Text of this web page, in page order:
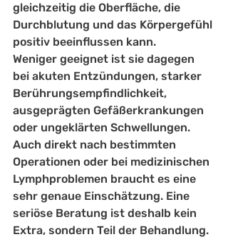
gleichzeitig die Oberfläche, die
Durchblutung und das Körpergefühl
positiv beeinflussen kann.
Weniger geeignet ist sie dagegen
bei akuten Entzündungen, starker
Berührungsempfindlichkeit,
ausgeprägten Gefäßerkrankungen
oder ungeklärten Schwellungen.
Auch direkt nach bestimmten
Operationen oder bei medizinischen
Lymphproblemen braucht es eine
sehr genaue Einschätzung. Eine
seriöse Beratung ist deshalb kein
Extra, sondern Teil der Behandlung.